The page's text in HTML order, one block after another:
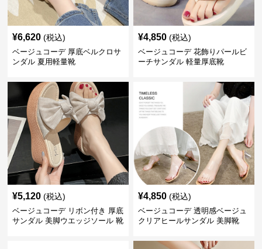
¥6,620 (税込)
ベージュコーデ 厚底ベルクロサ
ンダル 夏用軽量靴
¥4,850 (税込)
ベージュコーデ 花飾りパールビ
ーチサンダル 軽量厚底靴
¥5,120 (税込)
ベージュコーデ リボン付き 厚底
サンダル 美脚ウエッジソール 靴
¥4,850 (税込)
ベージュコーデ 透明感ベージュ
クリアヒールサンダル 美脚靴